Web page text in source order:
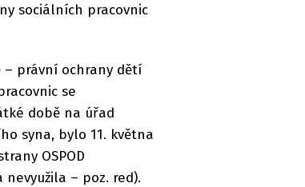
sociálních pracovnic
– právní ochrany dětí
se
době na úřad
syna, bylo 11. května
OSPOD
– poz. red).